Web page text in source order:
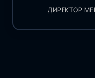
ДИРЕКТОР